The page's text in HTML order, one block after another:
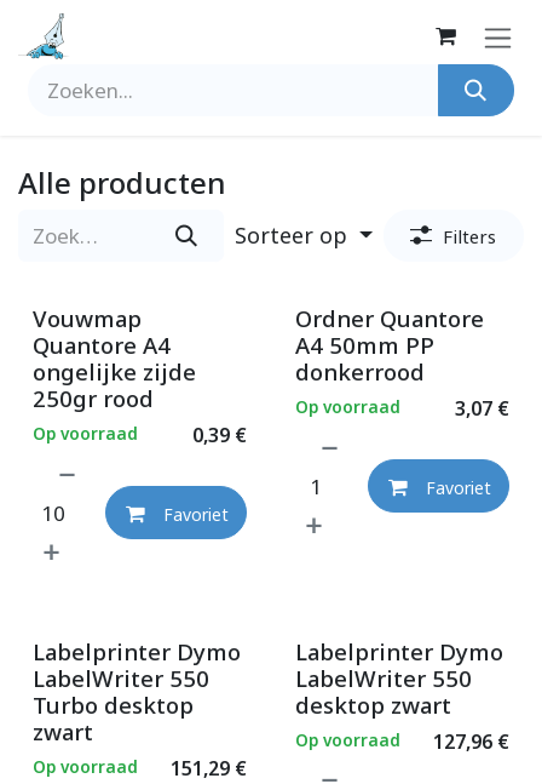
Overslaan naar inhoud
Alle producten
Sorteer op Filters
Vouwmap
Quantore A4
ongelijke zijde
250gr rood
0,39€
Op voorraad
Favoriet
Ordner Quantore
A4 50mm PP
donkerrood
3,07€
Op voorraad
Favoriet
Labelprinter Dymo
LabelWriter 550
Turbo desktop
zwart
151,29€
Op voorraad
Labelprinter Dymo
LabelWriter 550
desktop zwart
127,96€
Op voorraad